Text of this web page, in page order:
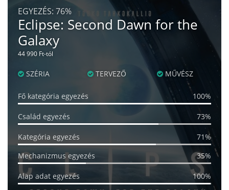
EGYEZÉS: 76%
Eclipse: Second Dawn for the
Galaxy
44 990 Ft-tól
SZÉRIA TERVEZŐ MŰVÉSZ
Fő kategória egyezés 100%
Család egyezés 73%
Kategória egyezés
71%
Mechanizmus egyezés
35%
Alap adat egyezés 100%